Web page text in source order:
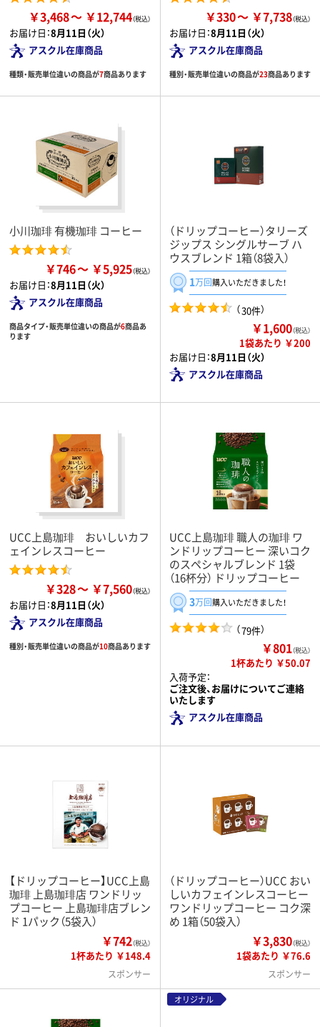
￥3,468 ￥12,744
お届け日：8月11日（火）
アスクル在庫商品
種類・販売単位違いの商品が7商品あります
￥330 ￥7,738
お届け日：8月11日（火）
アスクル在庫商品
種別・販売単位違いの商品が23商品あります
小川珈琲 有機珈琲 コーヒー
￥746 ￥5,925
お届け日：8月11日（火）
アスクル在庫商品
商品タイプ・販売単位違いの商品が6商品あ
ります
（ドリップコーヒー）タリーズ
ジップス シングルサーブ ハ
ウスブレンド 1箱（8袋入）
1万回購入いただきました！
（30件）
￥1,600（税込）
1袋あたり ￥200
お届け日：8月11日（火）
アスクル在庫商品
UCC上島珈琲 おいしいカフ
ェインレスコーヒー
￥328 ￥7,560
お届け日：8月11日（火）
アスクル在庫商品
種別・販売単位違いの商品が10商品あります
UCC上島珈琲 職人の珈琲 ワ
ンドリップコーヒー 深いコク
のスペシャルブレンド 1袋
（16杯分） ドリップコーヒー
3万回購入いただきました！
（79件）
￥801（税込）
1杯あたり ￥50.07
入荷予定：
ご注文後、お届けについてご連絡
いたします
アスクル在庫商品
【ドリップコーヒー】UCC上島
珈琲 上島珈琲店 ワンドリッ
プコーヒー 上島珈琲店ブレン
ド 1パック（5袋入）
￥742（税込）
1杯あたり ￥148.4
スポンサー
（ドリップコーヒー）UCC おい
しいカフェインレスコーヒー
ワンドリップコーヒー コク深
め 1箱（50袋入）
￥3,830（税込）
1袋あたり ￥76.6
スポンサー
オリジナル